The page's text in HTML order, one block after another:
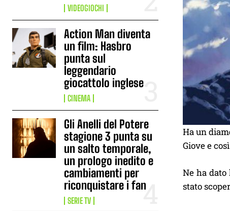
VIDEOGIOCHI
Action Man diventa
un film: Hasbro
punta sul
leggendario
giocattolo inglese
CINEMA
Gli Anelli del Potere
stagione 3 punta su
un salto temporale,
un prologo inedito e
cambiamenti per
riconquistare i fan
SERIE TV
Ha un
Giove e
Ne ha dato
stato